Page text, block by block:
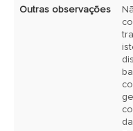
Outras observações